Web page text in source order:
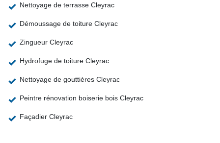
Nettoyage de terrasse Cleyrac
Démoussage de toiture Cleyrac
Zingueur Cleyrac
Hydrofuge de toiture Cleyrac
Nettoyage de gouttières Cleyrac
Peintre rénovation boiserie bois Cleyrac
Façadier Cleyrac